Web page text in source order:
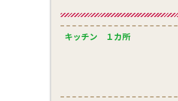
キッチン １カ所